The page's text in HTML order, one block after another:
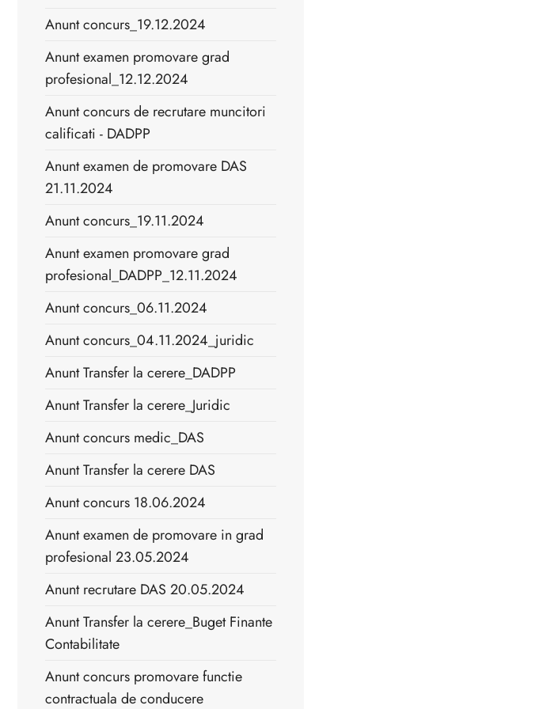
Anunt concurs_19.12.2024
Anunt examen promovare grad
profesional_12.12.2024
Anunt concurs de recrutare muncitori
calificati - DADPP
Anunt examen de promovare DAS
21.11.2024
Anunt concurs_19.11.2024
Anunt examen promovare grad
profesional_DADPP_12.11.2024
Anunt concurs_06.11.2024
Anunt concurs_04.11.2024_juridic
Anunt Transfer la cerere_DADPP
Anunt Transfer la cerere_Juridic
Anunt concurs medic_DAS
Anunt Transfer la cerere DAS
Anunt concurs 18.06.2024
Anunt examen de promovare in grad
profesional 23.05.2024
Anunt recrutare DAS 20.05.2024
Anunt Transfer la cerere_Buget Finante
Contabilitate
Anunt concurs promovare functie
contractuala de conducere